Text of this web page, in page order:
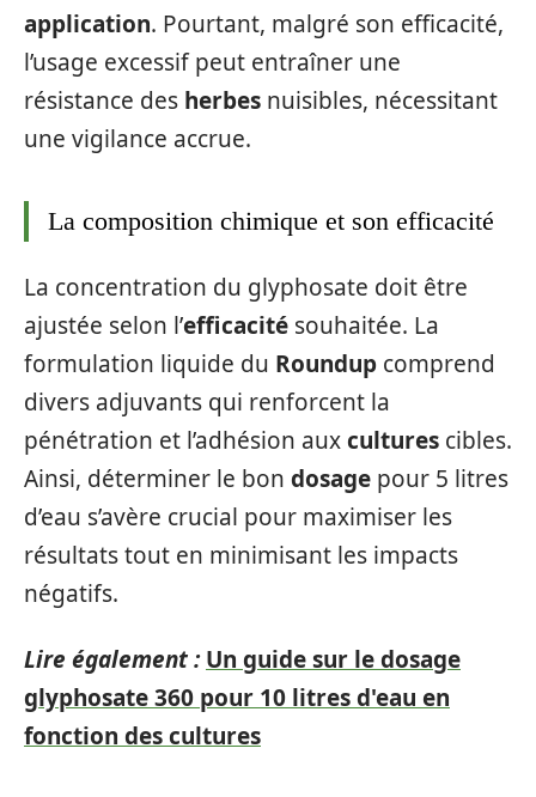
application. Pourtant, malgré son efficacité,
l’usage excessif peut entraîner une
résistance des herbes nuisibles, nécessitant
une vigilance accrue.
La composition chimique et son efficacité
La concentration du glyphosate doit être
ajustée selon l’efficacité souhaitée. La
formulation liquide du Roundup comprend
divers adjuvants qui renforcent la
pénétration et l’adhésion auxcultures cibles.
Ainsi, déterminer le bon dosage pour 5 litres
d’eau s’avère crucial pour maximiser les
résultats tout en minimisant les impacts
négatifs.
Lire également : Un guide sur le dosage
glyphosate 360 pour 10 litres d'eau en
fonction des cultures